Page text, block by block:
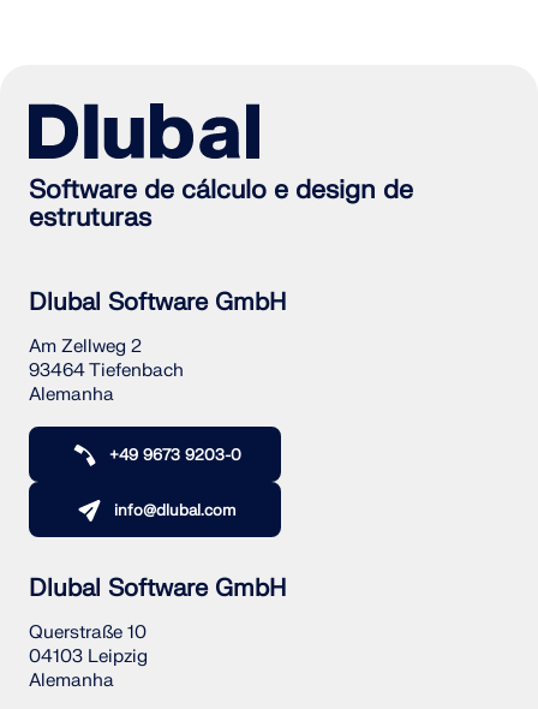
Software de cálculo e design de
estruturas
Dlubal Software GmbH
Am Zellweg 2
93464 Tiefenbach
Alemanha
+49 9673 9203-0
info@dlubal.com
Dlubal Software GmbH
Querstraße 10
04103 Leipzig
Alemanha